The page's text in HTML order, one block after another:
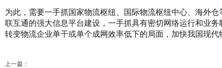
为此，需要一手抓国家物流枢纽、国际物流枢纽中心、海外
联互通的强大信息平台建设，一手抓具有密切网络运行和业
转变物流企业单干或单个成网效率低下的局面，加快我国现
上一篇：